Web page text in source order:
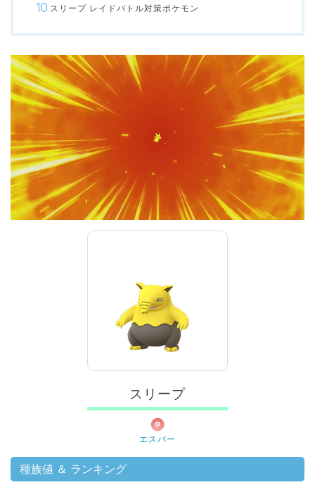
スリープ レイドバトル対策ポケモン
00:00 /01:00
スリープ
エスパー
種族値 ＆ ランキング